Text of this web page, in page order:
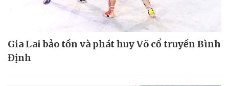
Gia Lai bảo tồn và phát huy Võ cổ truyền Bình
Định